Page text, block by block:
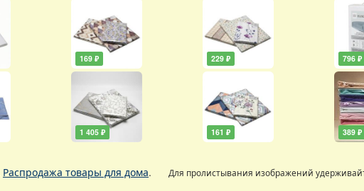
169 ₽
1 405 ₽
229 ₽
161 ₽
796 ₽
389 ₽
Распродажа товары для дома. Для пролистывания изображений